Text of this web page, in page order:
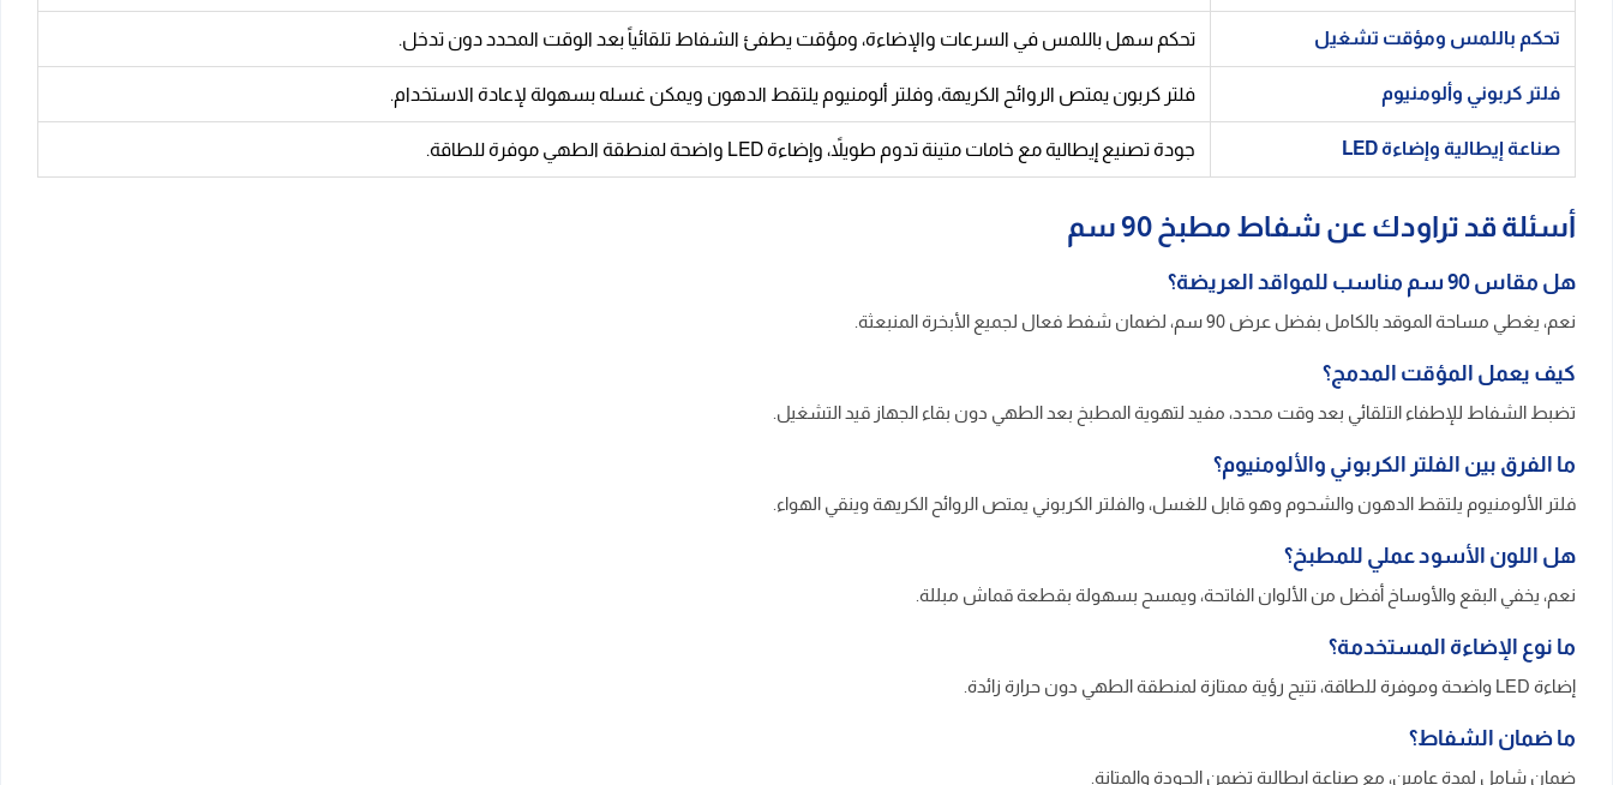
تحكم باللمس ومؤقت تشغيل تحكم سهل باللمس في السرعات والإضاءة، ومؤقت يطفئ الشفاط تلقائياً بعد الوقت المحدد دون تدخل.
فلتر كربوني وألومنيوم فلتر كربون يمتص الروائح الكريهة، وفلتر ألومنيوم يلتقط الدهون ويمكن غسله بسهولة لإعادة الاستخدام.
صناعة إيطالية وإضاءة LED جودة تصنيع إيطالية مع خامات متينة تدوم طويلاً، وإضاءة LED واضحة لمنطقة الطهي موفرة للطاقة.
أسئلة قد تراودك عن شفاط مطبخ 90 سم
هل مقاس 90 سم مناسب للمواقد العريضة؟
نعم، يغطي مساحة الموقد بالكامل بفضل عرض 90 سم، لضمان شفط فعال لجميع الأبخرة المنبعثة.
كيف يعمل المؤقت المدمج؟
تضبط الشفاط للإطفاء التلقائي بعد وقت محدد، مفيد لتهوية المطبخ بعد الطهي دون بقاء الجهاز قيد التشغيل.
ما الفرق بين الفلتر الكربوني والألومنيوم؟
فلتر الألومنيوم يلتقط الدهون والشحوم وهو قابل للغسل، والفلتر الكربوني يمتص الروائح الكريهة وينقي الهواء.
هل اللون الأسود عملي للمطبخ؟
نعم، يخفي البقع والأوساخ أفضل من الألوان الفاتحة، ويمسح بسهولة بقطعة قماش مبللة.
ما نوع الإضاءة المستخدمة؟
إضاءة LED واضحة وموفرة للطاقة، تتيح رؤية ممتازة لمنطقة الطهي دون حرارة زائدة.
ما ضمان الشفاط؟
ضمان شامل لمدة عامين، مع صناعة إيطالية تضمن الجودة والمتانة.